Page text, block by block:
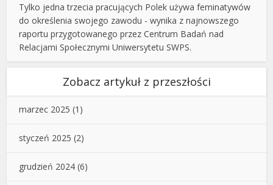
Tylko jedna trzecia pracujących Polek używa feminatywów
do określenia swojego zawodu - wynika z najnowszego
raportu przygotowanego przez Centrum Badań nad
Relacjami Społecznymi Uniwersytetu SWPS.
Zobacz artykuł z przeszłości
marzec 2025 (1)
styczeń 2025 (2)
grudzień 2024 (6)